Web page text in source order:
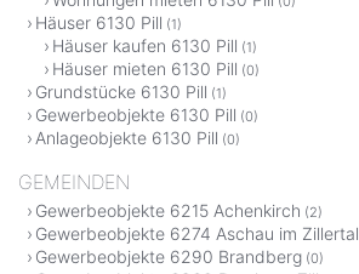
Häuser 6130 Pill (1)
Häuser kaufen 6130 Pill (1)
Häuser mieten 6130 Pill (0)
Grundstücke 6130 Pill (1)
Gewerbeobjekte 6130 Pill (0)
Anlageobjekte 6130 Pill (0)
GEMEINDEN
Gewerbeobjekte 6215 Achenkirch (2)
Gewerbeobjekte 6274 Aschau im Zillertal
Gewerbeobjekte 6290 Brandberg (0)